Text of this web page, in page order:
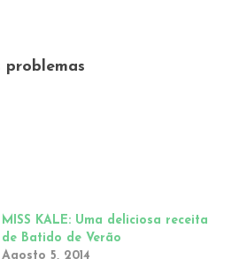
MISS KALE: Uma deliciosa receita
de Batido de Verão
Agosto 5, 2014